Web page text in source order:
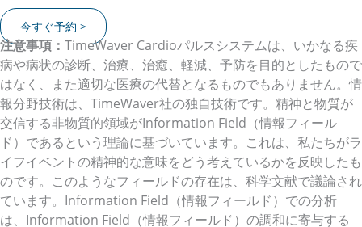
今すぐ予約 >
注意事項：TimeWaver Cardioパルスシステムは、いかなる疾
病や病状の診断、治療、治癒、軽減、予防を目的としたもので
はなく、また適切な医療の代替となるものでもありません。情
報分野技術は、TimeWaver社の独自技術です。精神と物質が
交信する非物質的領域がInformation Field（情報フィール
ド）であるという理論に基づいています。これは、私たちがラ
イフイベントの精神的な意味をどう考えているかを反映したも
のです。このようなフィールドの存在は、科学文献で議論され
ています。Information Field（情報フィールド）での分析
は、Information Field（情報フィールド）の調和に寄与する